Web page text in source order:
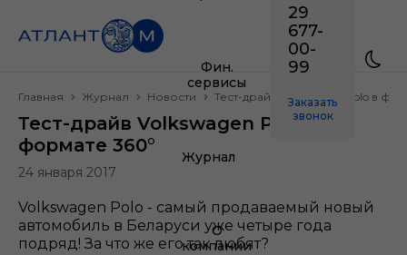
Фин.
сервисы
Журнал
О
компании
29
677-
00-
99
Заказать
звонок
Главная Журнал Новости Тест-драйв Volkswagen Polo в
Тест-драйв Volkswagen Polo в
формате 360°
24 января 2017
Volkswagen Polo - самый продаваемый новый
автомобиль в Беларуси уже четыре года
подряд! За что же его так любят?